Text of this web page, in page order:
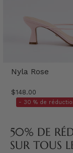
Nyla Rose
$148.00
- 30 % de
50% DE
SUR TOUS